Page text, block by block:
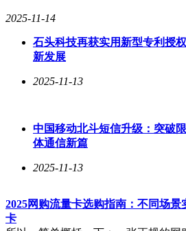
成功激活后，玩家可以在Steam库中
得更好的游戏体验，建议在WiFi环
的更新动态。掌握这些技巧后，玩家
实的支持。
2025-11-14
石头科技再获实用新型专利授
新发展
2025-11-13
中国移动北斗短信升级：突破
体通信新篇
2025-11-13
2025网购流量卡选购指南：不同场
卡